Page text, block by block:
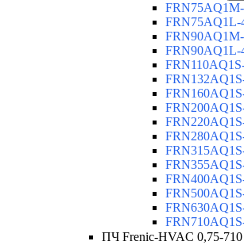
FRN75AQ1L-
FRN90AQ1L-
ПЧ Frenic-HVAC 0,75-